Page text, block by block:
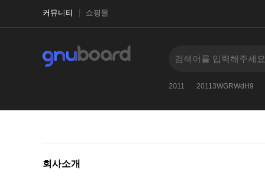
커뮤니티 쇼핑몰
2011 20113WGRWdH9
회사소개